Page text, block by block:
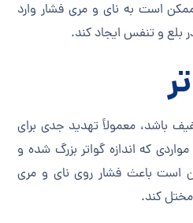
است به نای و مری فشار وارد
بلع و تنفس ایجاد کند.
باشد، معمولاً تهدید جدی برای
که اندازه گواتر بزرگ شده و
است باعث فشار روی نای و مری
کند.